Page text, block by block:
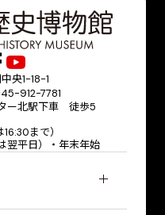
央1-18-1
912-7781
ー北駅下車 徒歩5
まで）
翌平日）・年末年始